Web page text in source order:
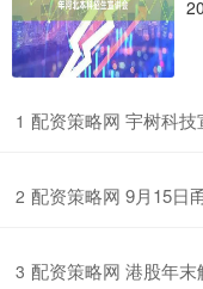
1 配资策略网 宇树科
2 配资策略网 9月15日
3 配资策略网 港股年末